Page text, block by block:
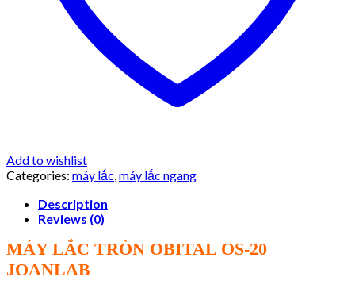
Add to wishlist
Categories: máy lắc,máy lắc ngang
Description
Reviews (0)
MÁY LẮC TRÒN OBITAL OS-20
JOANLAB